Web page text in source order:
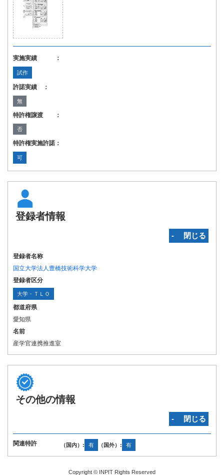
実施実績 ：
試作
許諾実績 ：
無
特許権譲渡 ：
否
特許権実施許諾：
可
登録者情報
‐ 閉じる
登録者名称
国立大学法人豊橋技術科学大学
登録者区分
大学・ＴＬＯ
都道府県
愛知県
名前
産学官連携推進室
その他の情報
‐ 閉じる
関連特許 （国内）: 有 （国外）: 有
Copyright © INPIT Rights Reserved